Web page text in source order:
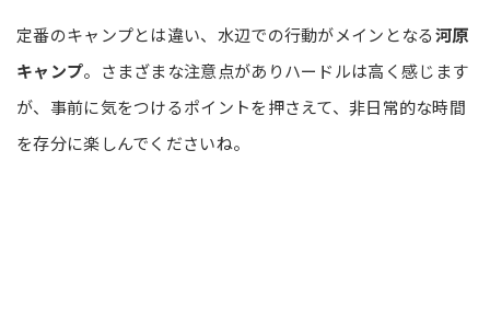
定番のキャンプとは違い、水辺での行動がメインとなる河原
キャンプ。さまざまな注意点がありハードルは高く感じます
が、事前に気をつけるポイントを押さえて、非日常的な時間
を存分に楽しんでくださいね。